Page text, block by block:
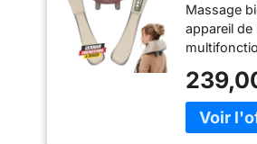
Sans Fil
Chaleur
Massage
appareil de
conçu pour
Masseur
ProNeck